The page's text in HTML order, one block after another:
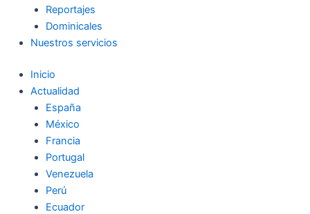
Reportajes
Dominicales
Nuestros servicios
Inicio
Actualidad
España
México
Francia
Portugal
Venezuela
Perú
Ecuador